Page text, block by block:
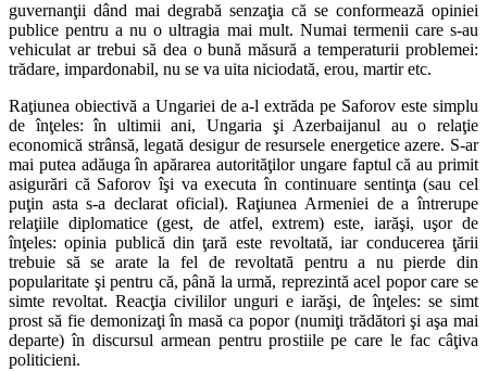
guvernanţii dând mai degrabă senzaţia că se conformează opiniei
publice pentru a nu o ultragia mai mult. Numai termenii care s-au
vehiculat ar trebui să dea o bună măsură a temperaturii problemei:
trădare, impardonabil, nu se va uita niciodată, erou, martir etc.
Raţiunea obiectivă a Ungariei de a-l extrăda pe Saforov este simplu
de înţeles: în ultimii ani, Ungaria şi Azerbaijanul au o relaţie
economică strânsă, legată desigur de resursele energetice azere. S-ar
mai putea adăuga în apărarea autorităţilor ungare faptul că au primit
asigurări că Saforov îşi va executa în continuare sentinţa (sau cel
puţin asta s-a declarat oficial). Raţiunea Armeniei de a întrerupe
relaţiile diplomatice (gest, de atfel, extrem) este, iarăşi, uşor de
înţeles: opinia publică din ţară este revoltată, iar conducerea ţării
trebuie să se arate la fel de revoltată pentru a nu pierde din
popularitate şi pentru că, până la urmă, reprezintă acel popor care se
simte revoltat. Reacţia civililor unguri e iarăşi, de înţeles: se simt
prost să fie demonizaţi în masă ca popor (numiţi trădători şi aşa mai
departe) în discursul armean pentru prostiile pe care le fac câţiva
politicieni.